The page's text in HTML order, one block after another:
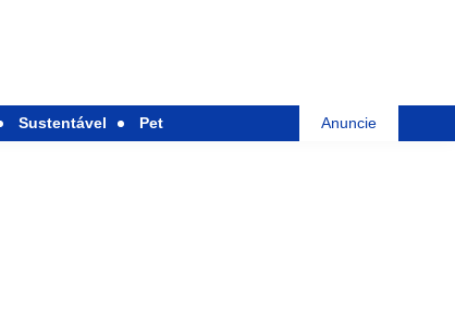
Sustentável Pet Anuncie